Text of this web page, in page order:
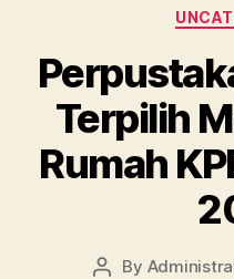
Terpilih
Rumah
Post
By